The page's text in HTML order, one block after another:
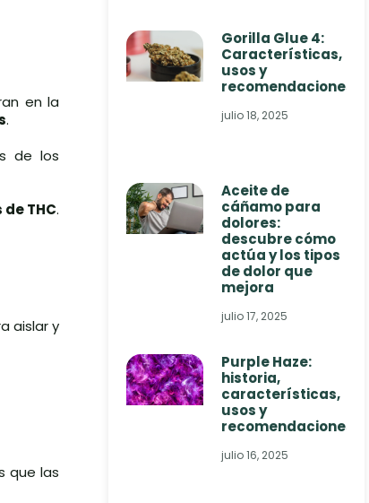
en la
.
de los
THC.
aislar y
que las
Gorilla Glue 4:
Características,
usos y
recomendaciones
julio 18, 2025
Aceite de
cáñamo para
dolores:
descubre cómo
actúa y los tipos
de dolor que
mejora
julio 17, 2025
Purple Haze:
historia,
características,
usos y
recomendaciones
julio 16, 2025